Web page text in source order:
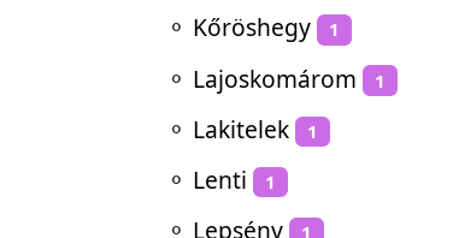
⚬ Kőröshegy 1
⚬ Lajoskomárom 1
⚬ Lakitelek 1
⚬ Lenti 1
⚬ Lepsény 1